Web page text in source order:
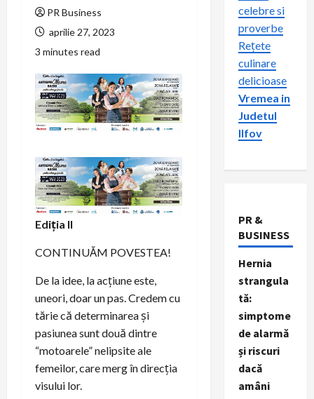
PR Business
aprilie 27, 2023
3 minutes read
Ediția II
CONTINUĂM POVESTEA!
De la idee, la acțiune este,
uneori, doar un pas. Credem cu
tărie că determinarea și
pasiunea sunt două dintre
“motoarele” nelipsite ale
femeilor, care merg în direcția
visului lor.
celebre si
proverbe
Rețete
culinare
delicioase
Vremea in
Judetul
Ilfov
PR &
BUSINESS
Hernia
strangula
tă:
simptome
de alarmă
și riscuri
dacă
amâni